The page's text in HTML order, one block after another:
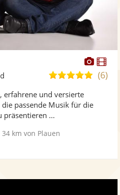
5,0(6)
erfahrene und versierte
passende Musik für die
präsentieren ...
34 km von Plauen